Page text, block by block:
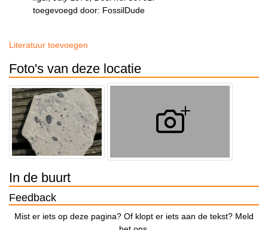
toegevoegd door: FossilDude
Literatuur toevoegen
Foto's van deze locatie
In de buurt
Feedback
Mist er iets op deze pagina? Of klopt er iets aan de tekst? Meld